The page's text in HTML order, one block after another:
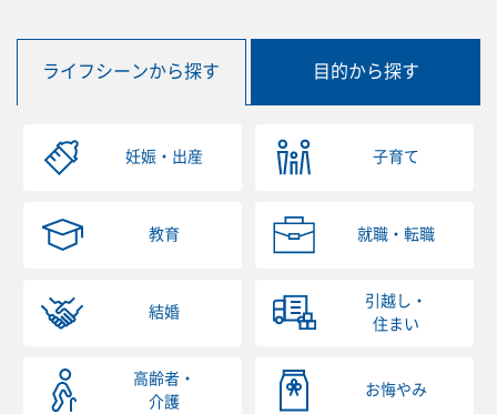
ライフシーンから探す 目的から探す
妊娠・出産 子育て
教育 就職・転職
結婚
引越し・
住まい
高齢者・
介護
お悔やみ